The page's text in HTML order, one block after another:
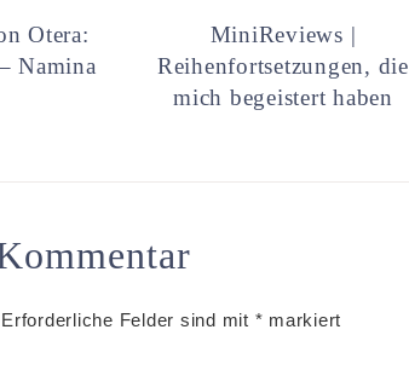
Otera:
Namina
MiniReviews |
Reihenfortsetzungen, die
mich begeistert haben
Erforderliche Felder sind mit * markiert